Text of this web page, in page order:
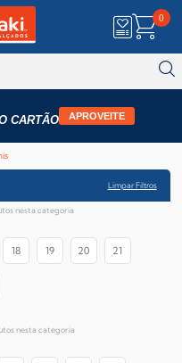
0
CARTÃO APROVEITE
Limpar Filtros
nesta categoria
18 19 20 21
nesta categoria